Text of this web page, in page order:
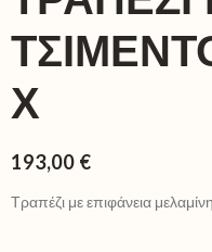
X
193,00 €
Τραπέζι με επιφάνεια